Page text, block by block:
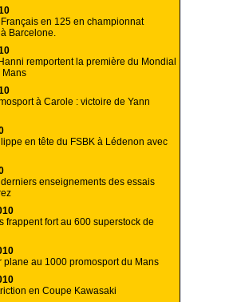
en 125 en championnat
Barcelone.
remportent la première du Mondial
Mans
à Carole : victoire de Yann
en tête du FSBK à Lédenon avec
derniers enseignements des essais
frappent fort au 600 superstock de
plane au 1000 promosport du Mans
en Coupe Kawasaki